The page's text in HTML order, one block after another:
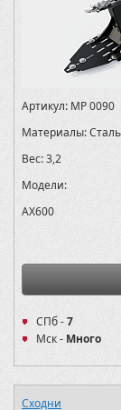
Артикул: MP 0090
Материалы:
Вес:3,2
Модели:
AX600
СПб -7
Мск - Много
Сходни